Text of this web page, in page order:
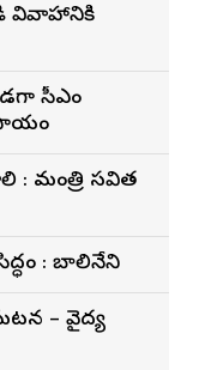
వివాహానికి
సీఎం
సాయం
: మంత్రి సవిత
: బాలినేని
– వైద్య